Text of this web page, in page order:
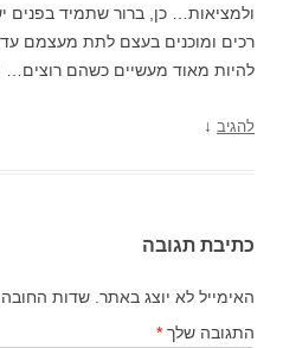
ולמציאות… כן, ברור שתמיד
רכים ומוכנים בעצם לתת מעצמם עד
להיות מאוד מעשיים כשהם רוצים…
להגיב ↓
כתיבת תגובה
האימייל לא יוצג באתר. שדות
התגובה שלך *